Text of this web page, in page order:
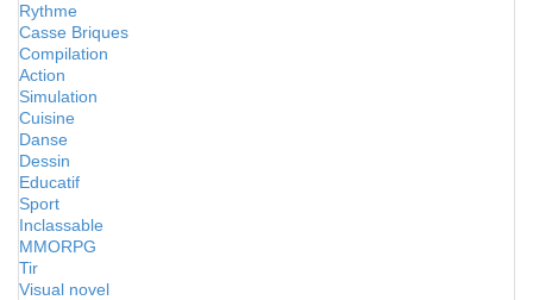
Rythme
Casse Briques
Compilation
Action
Simulation
Cuisine
Danse
Dessin
Educatif
Sport
Inclassable
MMORPG
Tir
Visual novel